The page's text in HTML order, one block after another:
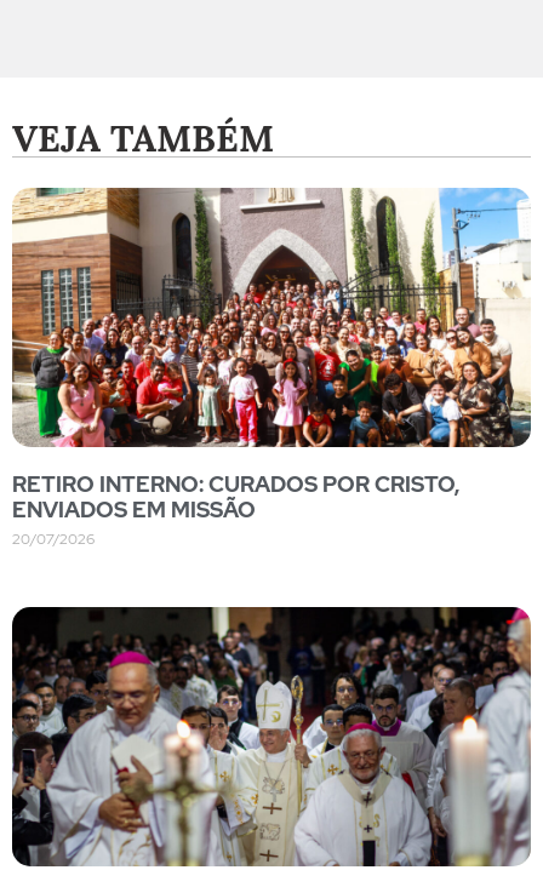
VEJA TAMBÉM
RETIRO INTERNO: CURADOS POR CRISTO,
ENVIADOS EM MISSÃO
20/07/2026